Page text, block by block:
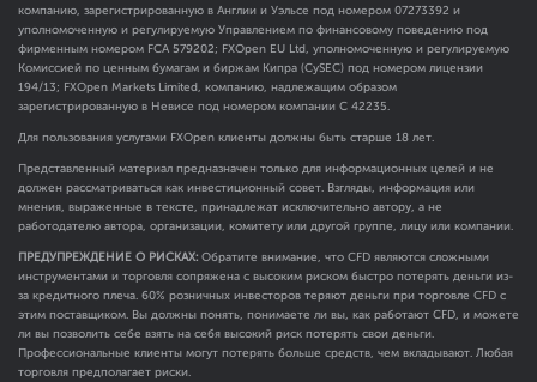
компанию, зарегистрированную в Англии и Уэльсе под номером 07273392 и
уполномоченную и регулируемую Управлением по финансовому поведению под
фирменным номером FCA 579202; FXOpen EU Ltd, уполномоченную и регулируемую
Комиссией по ценным бумагам и биржам Кипра (CySEC) под номером лицензии
194/13; FXOpen Markets Limited, компанию, надлежащим образом
зарегистрированную в Невисе под номером компании C 42235.
Для пользования услугами FXOpen клиенты должны быть старше 18 лет.
Представленный материал предназначен только для информационных целей и не
должен рассматриваться как инвестиционный совет. Взгляды, информация или
мнения, выраженные в тексте, принадлежат исключительно автору, а не
работодателю автора, организации, комитету или другой группе, лицу или компании.
ПРЕДУПРЕЖДЕНИЕ О РИСКАХ: Обратите внимание, что CFD являются сложными
инструментами и торговля сопряжена с высоким риском быстро потерять деньги из-
за кредитного плеча. 60% розничных инвесторов теряют деньги при торговле CFD с
этим поставщиком. Вы должны понять, понимаете ли вы, как работают CFD, и можете
ли вы позволить себе взять на себя высокий риск потерять свои деньги.
Профессиональные клиенты могут потерять больше средств, чем вкладывают. Любая
торговля предполагает риски.